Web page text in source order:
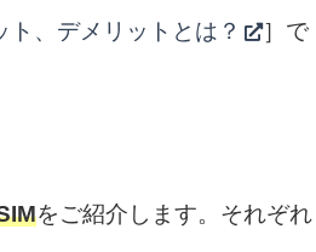
ト、デメリットとは？ ］で
をご紹介します。それぞれ